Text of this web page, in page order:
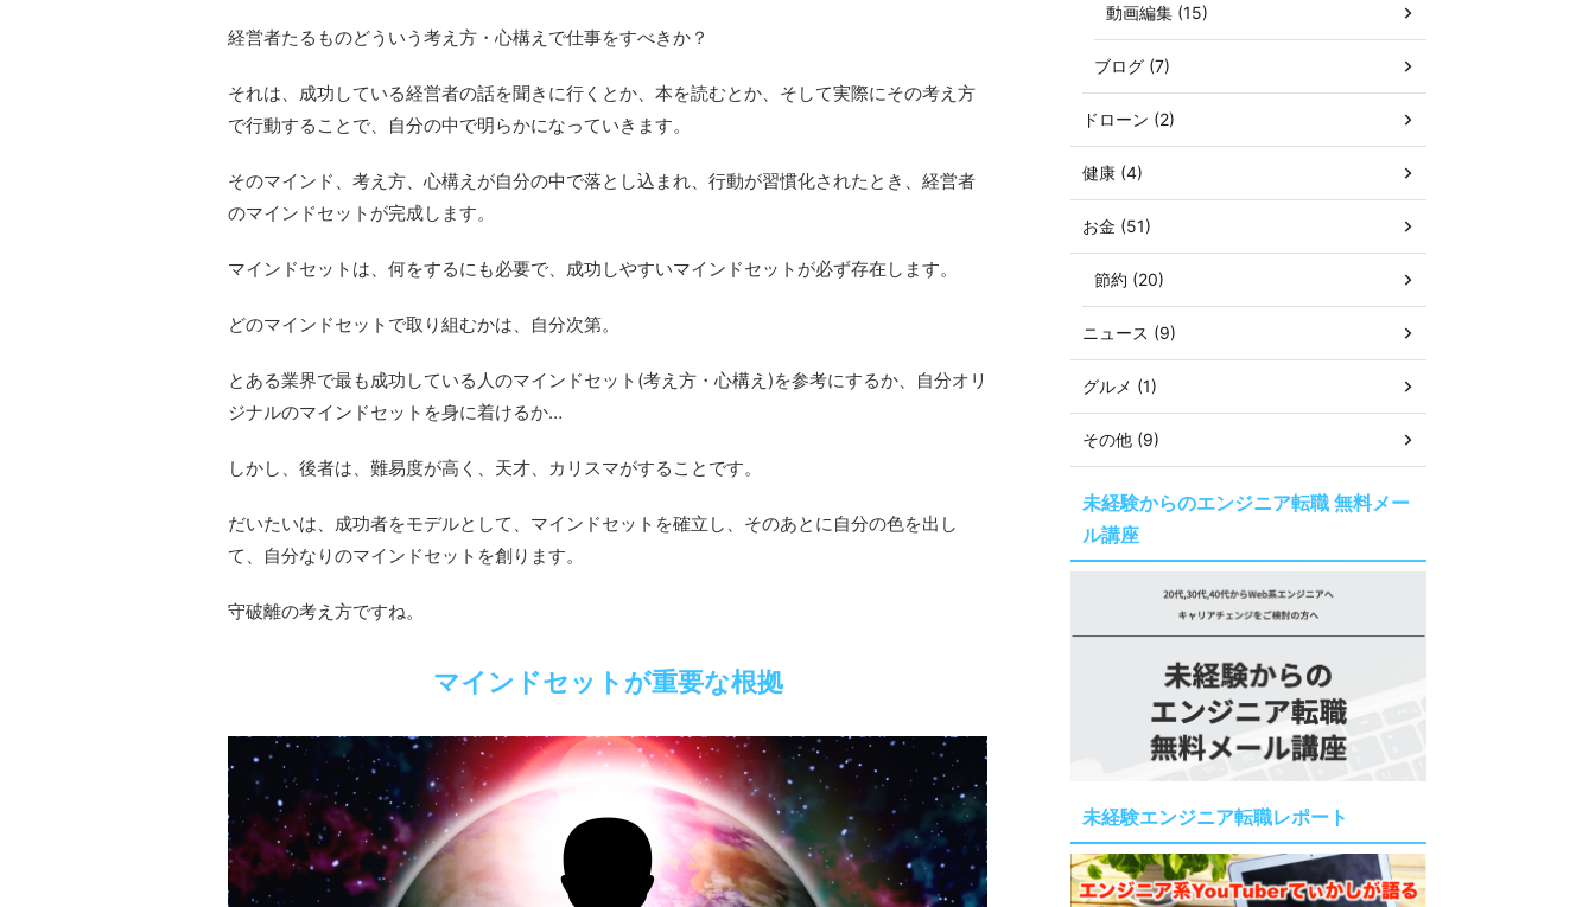
経営者たるものどういう考え方・心構えで仕事をすべきか？
それは、成功している経営者の話を聞きに行くとか、本を読むとか、そして実際にその考え方
で行動することで、自分の中で明らかになっていきます。
そのマインド、考え方、心構えが自分の中で落とし込まれ、行動が習慣化されたとき、経営者
のマインドセットが完成します。
マインドセットは、何をするにも必要で、成功しやすいマインドセットが必ず存在します。
どのマインドセットで取り組むかは、自分次第。
とある業界で最も成功している人のマインドセット(考え方・心構え)を参考にするか、自分オリ
ジナルのマインドセットを身に着けるか…
しかし、後者は、難易度が高く、天才、カリスマがすることです。
だいたいは、成功者をモデルとして、マインドセットを確立し、そのあとに自分の色を出し
て、自分なりのマインドセットを創ります。
守破離の考え方ですね。
マインドセットが重要な根拠
動画編集 (15)
ブログ (7)
ドローン (2)
健康 (4)
お金 (51)
節約 (20)
ニュース (9)
グルメ (1)
その他 (9)
未経験からのエンジニア転職 無料メー
ル講座
未経験エンジニア転職レポート